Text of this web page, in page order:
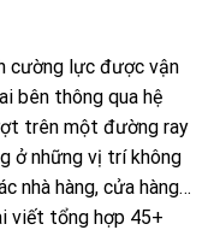
cường lực được vận
bên thông qua hệ
trên một đường ray
ở những vị trí không
nhà hàng, cửa hàng…
viết tổng hợp 45+